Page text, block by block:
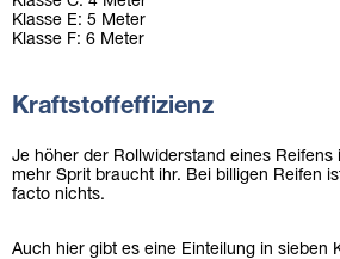
Klasse E: 5 Meter
Klasse F: 6 Meter
Kraftstoffeffizienz
Je höher der Rollwiderstand eines
mehr Sprit braucht ihr. Bei billigen Reifen
facto nichts.
Auch hier gibt es eine Einteilung in sieben